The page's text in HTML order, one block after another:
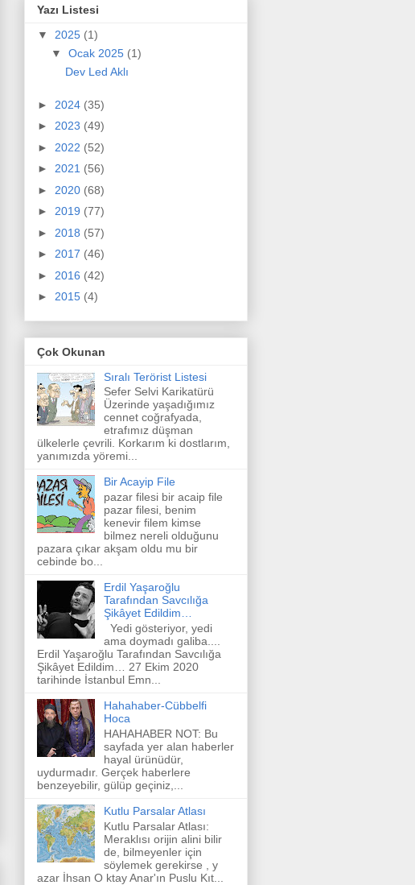
Yazı Listesi
▼ 2025 (1)
▼ Ocak 2025 (1)
Dev Led Aklı
► 2024 (35)
► 2023 (49)
► 2022 (52)
► 2021 (56)
► 2020 (68)
► 2019 (77)
► 2018 (57)
► 2017 (46)
► 2016 (42)
► 2015 (4)
Çok Okunan
Sıralı Terörist Listesi
Sefer Selvi Karikatürü
Üzerinde yaşadığımız
cennet coğrafyada,
etrafımız düşman
ülkelerle çevrili. Korkarım ki dostlarım,
yanımızda yöremi...
Bir Acayip File
pazar filesi bir acaip file
pazar filesi, benim
kenevir filem kimse
bilmez nereli olduğunu
pazara çıkar akşam oldu mu bir
cebinde bo...
Erdil Yaşaroğlu
Tarafından Savcılığa
Şikâyet Edildim…
Yedi gösteriyor, yedi
ama doymadı galiba....
Erdil Yaşaroğlu Tarafından Savcılığa
Şikâyet Edildim… 27 Ekim 2020
tarihinde İstanbul Emn...
Hahahaber-Cübbelfi
Hoca
HAHAHABER NOT: Bu
sayfada yer alan haberler
hayal ürünüdür,
uydurmadır. Gerçek haberlere
benzeyebilir, gülüp geçiniz,...
Kutlu Parsalar Atlası
Kutlu Parsalar Atlası:
Meraklısı orijin alini bilir
de, bilmeyenler için
söylemek gerekirse , y
azar İhsan O ktay Anar'ın Puslu Kıt...